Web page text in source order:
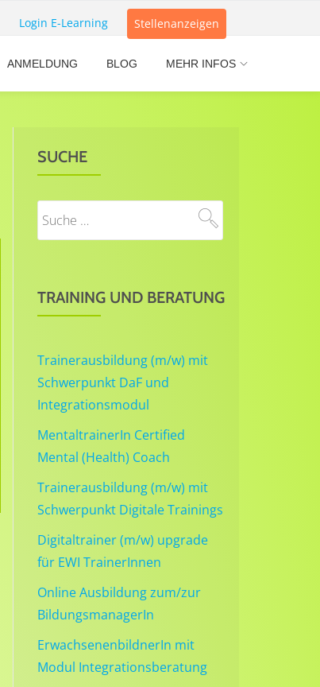
Login E-Learning Stellenanzeigen
ANMELDUNG BLOG MEHR INFOS
SUCHE
TRAINING UND BERATUNG
Trainerausbildung (m/w) mit
Schwerpunkt DaF und
Integrationsmodul
MentaltrainerIn Certified
Mental (Health) Coach
Trainerausbildung (m/w) mit
Schwerpunkt Digitale Trainings
Digitaltrainer (m/w) upgrade
für EWI TrainerInnen
Online Ausbildung zum/zur
BildungsmanagerIn
ErwachsenenbildnerIn mit
Modul Integrationsberatung